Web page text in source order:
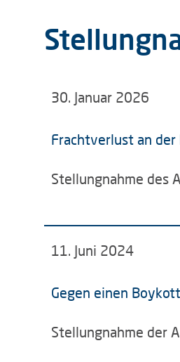
30. Januar 2026
Frachtverlust an
Stellungnahme des
11. Juni 2024
Gegen einen
Stellungnahme der